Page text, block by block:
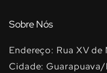
Sobre Nós
Endereço: Rua XV
Cidade: Guarapuava/